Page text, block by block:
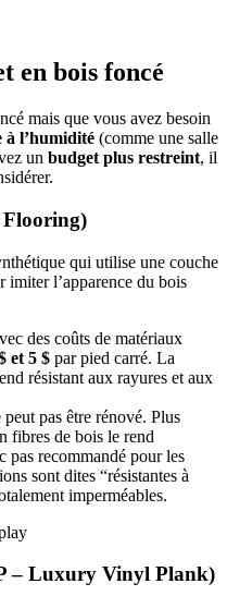
en bois foncé
mais que vous avez besoin
à l’humidité (comme une salle
un budget plus restreint, il
Flooring)
qui utilise une couche
imiter l’apparence du bois
des coûts de matériaux
et 5 $ par pied carré. La
résistant aux rayures et aux
pas être rénové. Plus
fibres de bois le rend
pas recommandé pour les
sont dites “résistantes à
imperméables.
– Luxury Vinyl Plank)